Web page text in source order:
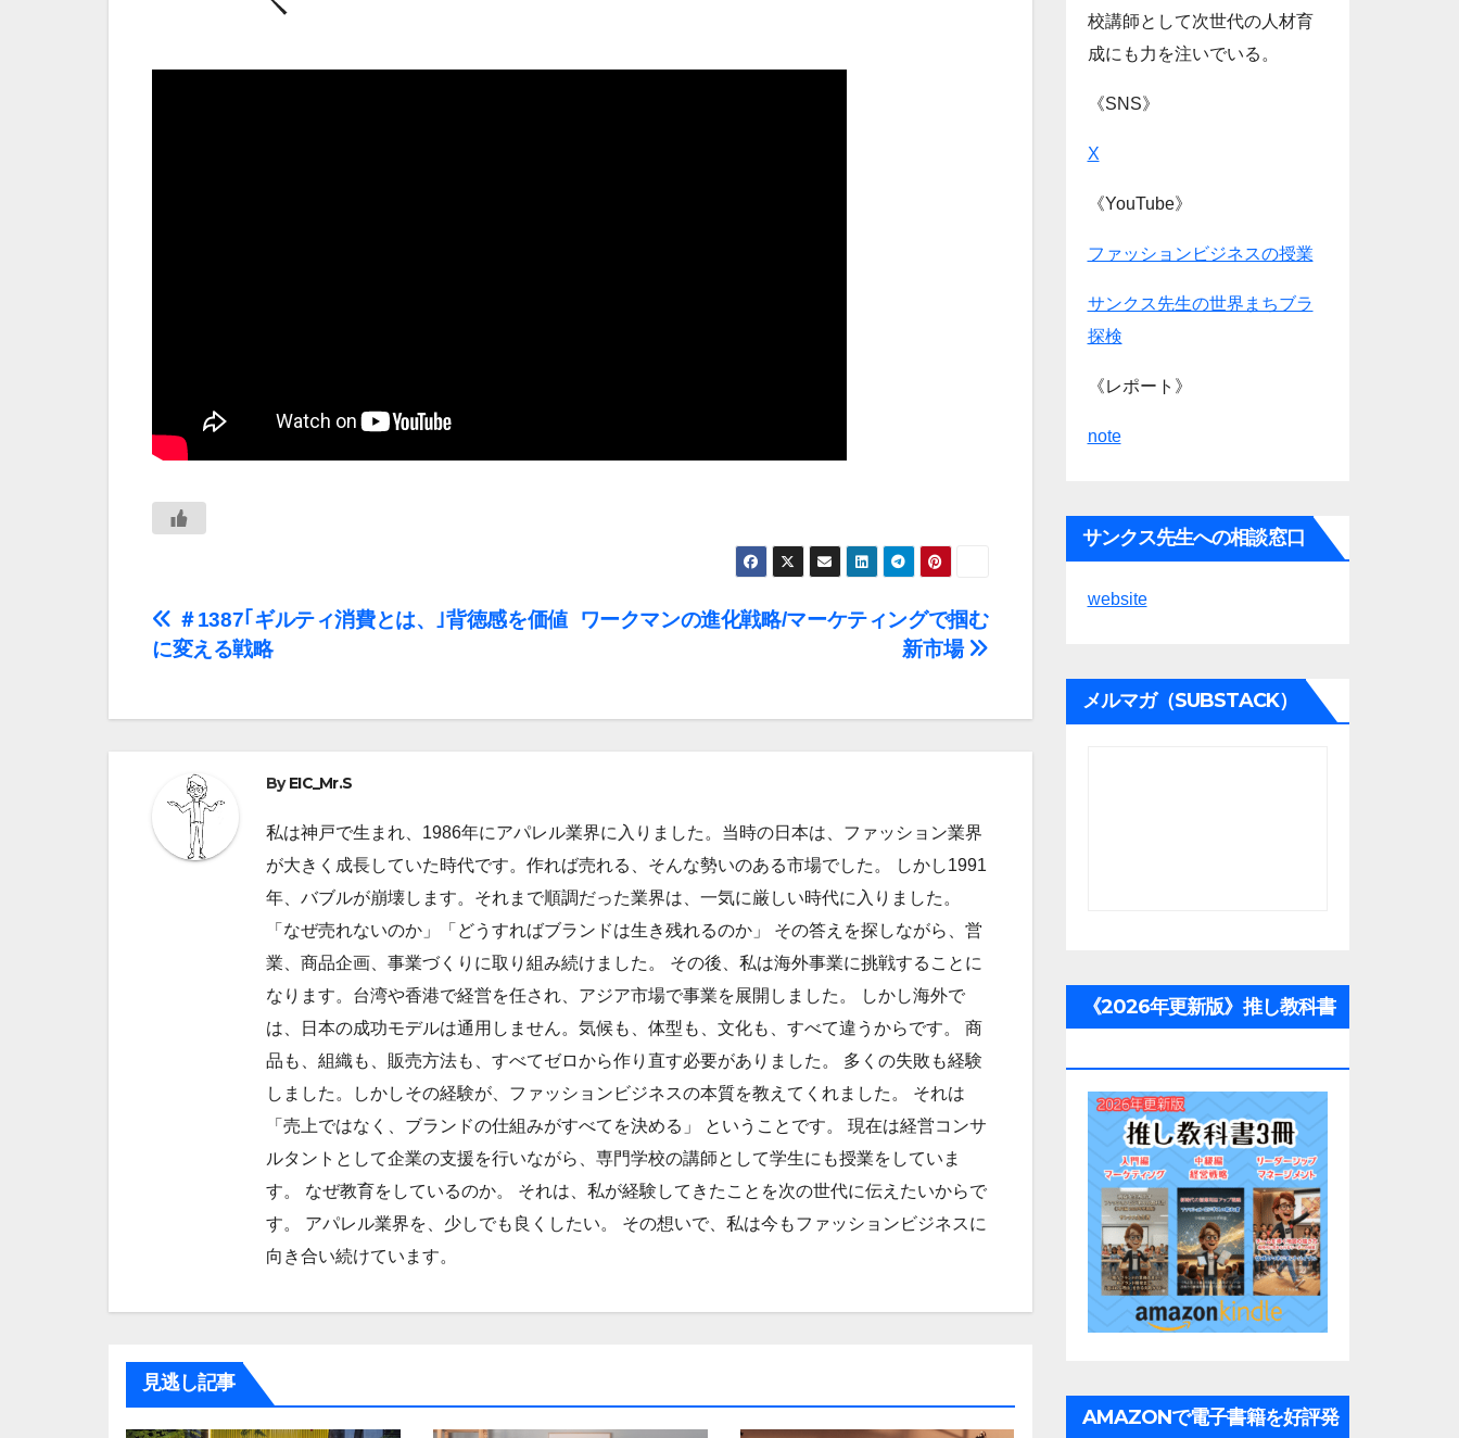
投
稿
ナ
ゲ
ー
ワークマンの進化戦略/マーケティングで掴む
新市場
＃1387｢ギルティ消費とは、｣背徳感を価値
に変える戦略
ByEIC_Mr.S
私は神戸で生まれ、1986年にアパレル業界に入りました。当時の日本は、ファッション業界
が大きく成長していた時代です。作れば売れる、そんな勢いのある市場でした。 しかし1991
年、バブルが崩壊します。それまで順調だった業界は、一気に厳しい時代に入りました。
「なぜ売れないのか」「どうすればブランドは生き残れるのか」 その答えを探しながら、営
業、商品企画、事業づくりに取り組み続けました。 その後、私は海外事業に挑戦することに
なります。台湾や香港で経営を任され、アジア市場で事業を展開しました。 しかし海外で
は、日本の成功モデルは通用しません。気候も、体型も、文化も、すべて違うからです。 商
品も、組織も、販売方法も、すべてゼロから作り直す必要がありました。 多くの失敗も経験
しました。しかしその経験が、ファッションビジネスの本質を教えてくれました。 それは
「売上ではなく、ブランドの仕組みがすべてを決める」 ということです。 現在は経営コンサ
ルタントとして企業の支援を行いながら、専門学校の講師として学生にも授業をしていま
す。 なぜ教育をしているのか。 それは、私が経験してきたことを次の世代に伝えたいからで
す。 アパレル業界を、少しでも良くしたい。 その想いで、私は今もファッションビジネスに
向き合い続けています。
見逃し記事
校講師として次世代の人材育
成にも力を注いでいる。
《SNS》
X
《YouTube》
ファッションビジネスの授業
サンクス先生の世界まちブラ
探検
《レポート》
note
サンクス先生への相談窓口
website
メルマガ（SUBSTACK）
《2026年更新版》推し教科書
AMAZONで電子書籍を好評発